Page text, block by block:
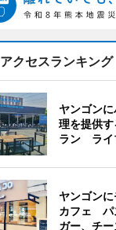
アクセスランキング
ヤンゴン
理を提供
ラン ライ
ヤンゴン
カフェ パ
ガー、チ